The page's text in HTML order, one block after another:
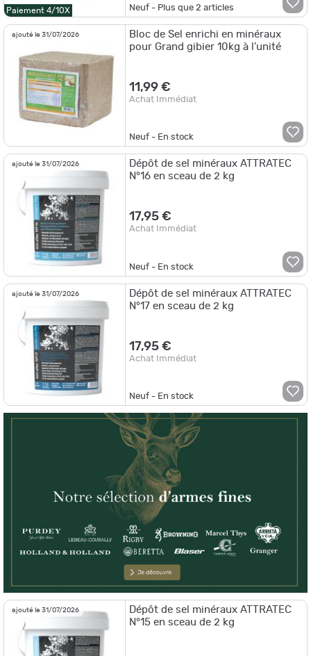
Paiement 4/10X Neuf - Plus que2 articles
ajouté le 31/07/2026
Bloc de Sel enrichi en minéraux
pour Grand gibier 10kg à l'unité
11,99 €
Achat Immédiat
Neuf - En stock
ajouté le 31/07/2026
Dépôt de sel minéraux ATTRATEC
N°16 en sceau de 2 kg
17,95 €
Achat Immédiat
Neuf - En stock
ajouté le 31/07/2026
Dépôt de sel minéraux ATTRATEC
N°17 en sceau de 2 kg
17,95 €
Achat Immédiat
Neuf - En stock
ajouté le 31/07/2026
Dépôt de sel minéraux ATTRATEC
N°15 en sceau de 2 kg